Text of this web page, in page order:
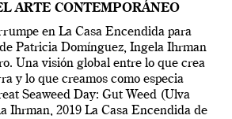
ARTE CONTEMPORÁNEO
en La Casa Encendida para
Patricia Domínguez, Ingela Ihrman
Una visión global entre lo que crea
y lo que creamos como especia
Seaweed Day: Gut Weed (Ulva
Ihrman, 2019 La Casa Encendida de